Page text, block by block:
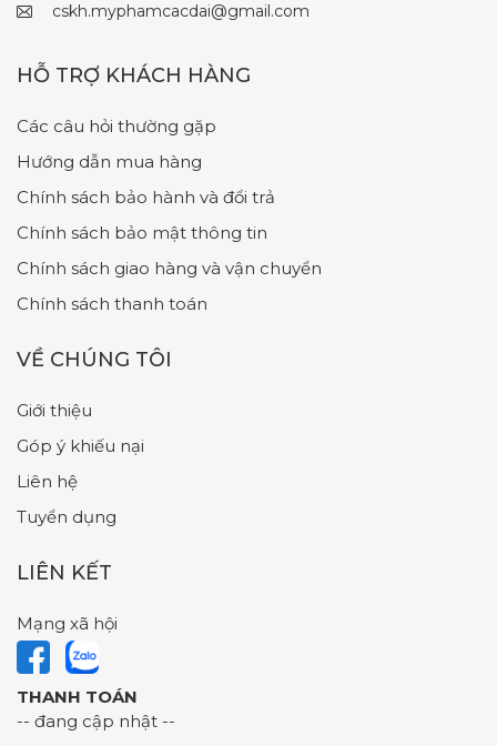
cskh.myphamcacdai@gmail.com
HỖ TRỢ KHÁCH HÀNG
Các câu hỏi thường gặp
Hướng dẫn mua hàng
Chính sách bảo hành và đổi trả
Chính sách bảo mật thông tin
Chính sách giao hàng và vận chuyển
Chính sách thanh toán
VỀ CHÚNG TÔI
Giới thiệu
Góp ý khiếu nại
Liên hệ
Tuyển dụng
LIÊN KẾT
Mạng xã hội
THANH TOÁN
-- đang cập nhật --